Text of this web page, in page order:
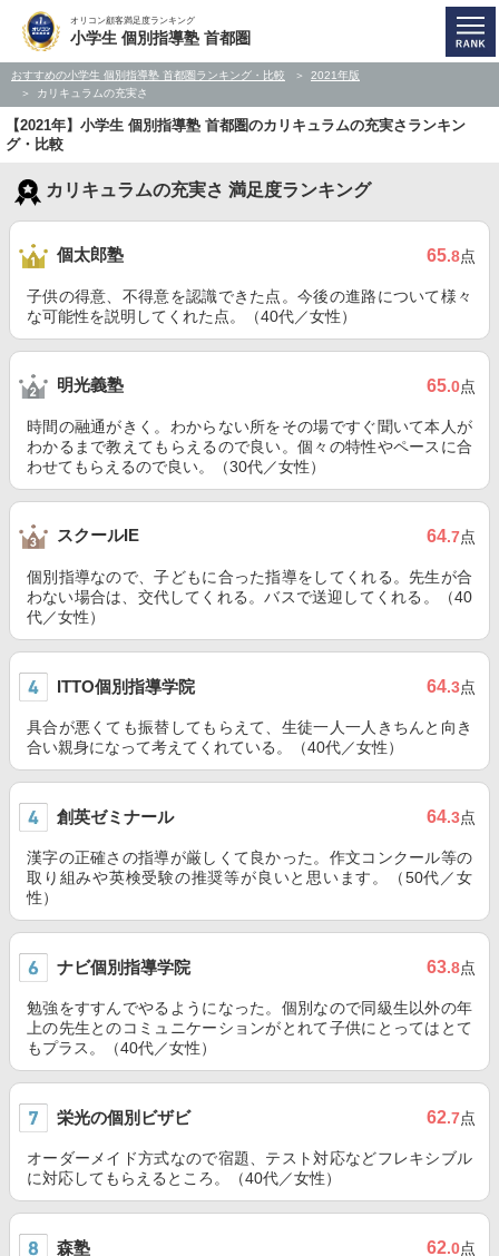
オリコン顧客満足度ランキング
小学生 個別指導塾 首都圏
おすすめの小学生 個別指導塾 首都圏ランキング・比較
2021年版
カリキュラムの充実さ
【2021年】小学生 個別指導塾 首都圏のカリキュラムの充実さランキン
グ・比較
カリキュラムの充実さ 満足度ランキング
個太郎塾 65.8点
子供の得意、不得意を認識できた点。今後の進路について様々
な可能性を説明してくれた点。（40代／女性）
明光義塾 65.0点
時間の融通がきく。わからない所をその場ですぐ聞いて本人が
わかるまで教えてもらえるので良い。個々の特性やペースに合
わせてもらえるので良い。（30代／女性）
スクールIE 64.7点
個別指導なので、子どもに合った指導をしてくれる。先生が合
わない場合は、交代してくれる。バスで送迎してくれる。（40
代／女性）
ITTO個別指導学院 64.3点
具合が悪くても振替してもらえて、生徒一人一人きちんと向き
合い親身になって考えてくれている。（40代／女性）
創英ゼミナール 64.3点
漢字の正確さの指導が厳しくて良かった。作文コンクール等の
取り組みや英検受験の推奨等が良いと思います。（50代／女
性）
ナビ個別指導学院 63.8点
勉強をすすんでやるようになった。個別なので同級生以外の年
上の先生とのコミュニケーションがとれて子供にとってはとて
もプラス。（40代／女性）
栄光の個別ビザビ 62.7点
オーダーメイド方式なので宿題、テスト対応などフレキシブル
に対応してもらえるところ。（40代／女性）
森塾 62.0点